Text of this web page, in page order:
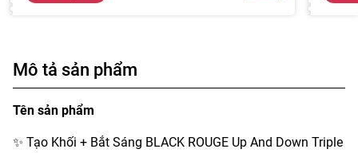
Mô tả sản phẩm
Tên sản phẩm
✨ Tạo Khối + Bắt Sáng BLACK ROUGE Up And Down Triple